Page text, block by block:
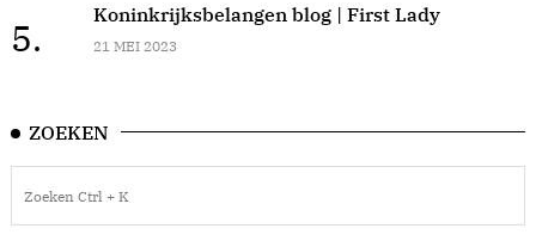
5.
Koninkrijksbelangen blog | First Lady
21 MEI 2023
ZOEKEN